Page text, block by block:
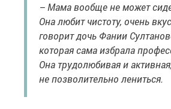
– Мама вообще не может
Она любит чистоту, очень
говорит дочь Фании
которая сама избрала
Она трудолюбивая и
не позволительно лениться.